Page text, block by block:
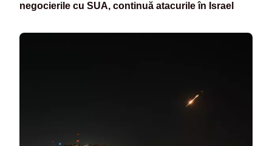
negocierile cu SUA, continuă atacurile în Israel